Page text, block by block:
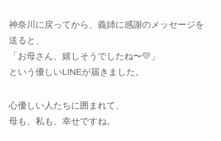
神奈川に戻ってから、義姉に感謝のメッセージを
送ると、
「お母さん、嬉しそうでしたね〜💛」
という優しいLINEが届きました。
心優しい人たちに囲まれて、
母も、私も、幸せですね。